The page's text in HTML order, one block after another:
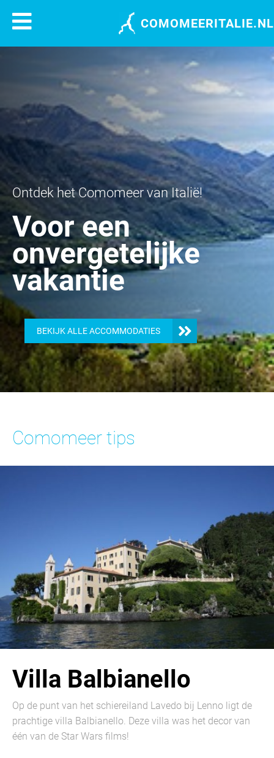
COMOMEERITALIE.NL
Ontdek het Comomeer van Italië!
Voor een
onvergetelijke
vakantie
BEKIJK ALLE ACCOMMODATIES
Comomeer tips
Villa Balbianello
Op de punt van het schiereiland Lavedo bij Lenno ligt de
prachtige villa Balbianello. Deze villa was het decor van
één van de Star Wars films!